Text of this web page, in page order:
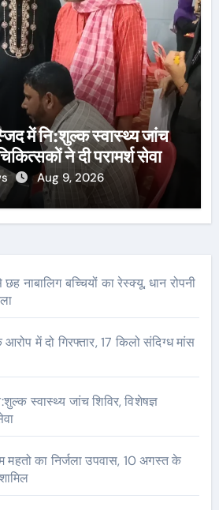
में नि:शुल्क स्वास्थ्य जांच
ने दी परामर्श सेवा
Aug 9, 2026
नाबालिग बच्चियों का रेस्क्यू, धान रोपनी
में दो गिरफ्तार, 17 किलो संदिग्ध मांस
स्वास्थ्य जांच शिविर, विशेषज्ञ
महतो का निर्जला उपवास, 10 अगस्त के